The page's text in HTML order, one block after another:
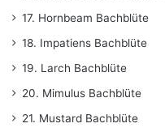
17. Hornbeam Bachblüte
18. Impatiens Bachblüte
19. Larch Bachblüte
20. Mimulus Bachblüte
21. Mustard Bachblüte